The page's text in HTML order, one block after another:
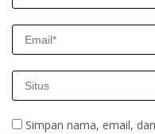
Simpan nama, email,